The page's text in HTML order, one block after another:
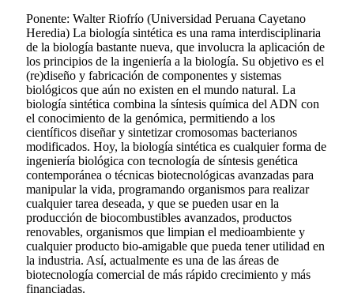
Ponente: Walter Riofrío (Universidad Peruana Cayetano
Heredia) La biología sintética es una rama interdisciplinaria
de la biología bastante nueva, que involucra la aplicación de
los principios de la ingeniería a la biología. Su objetivo es el
(re)diseño y fabricación de componentes y sistemas
biológicos que aún no existen en el mundo natural. La
biología sintética combina la síntesis química del ADN con
el conocimiento de la genómica, permitiendo a los
científicos diseñar y sintetizar cromosomas bacterianos
modificados. Hoy, la biología sintética es cualquier forma de
ingeniería biológica con tecnología de síntesis genética
contemporánea o técnicas biotecnológicas avanzadas para
manipular la vida, programando organismos para realizar
cualquier tarea deseada, y que se pueden usar en la
producción de biocombustibles avanzados, productos
renovables, organismos que limpian el medioambiente y
cualquier producto bio-amigable que pueda tener utilidad en
la industria. Así, actualmente es una de las áreas de
biotecnología comercial de más rápido crecimiento y más
financiadas.